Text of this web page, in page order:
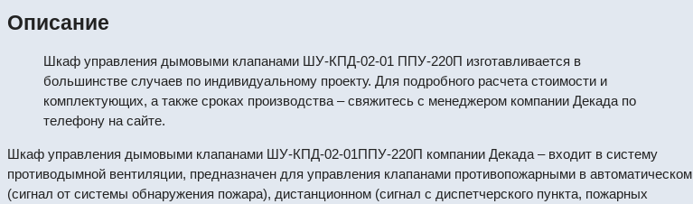
Описание
Шкаф управления дымовыми клапанами ШУ-КПД-02-01 ППУ-220П изготавливается в
большинстве случаев по индивидуальному проекту. Для подробного расчета стоимости и
комплектующих, а также сроках производства – свяжитесь с менеджером компании Декада по
телефону на сайте.
Шкаф управления дымовыми клапанами ШУ-КПД-02-01ППУ-220П компании Декада – входит в систему
противодымной вентиляции, предназначен для управления клапанами противопожарными в автоматическом
(сигнал от системы обнаружения пожара), дистанционном (сигнал с диспетчерского пункта, пожарных